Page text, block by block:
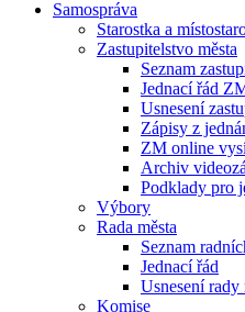
Samospráva
Starostka a
Zastupitelstvo města
Seznam
Jednací řád
Usnesení
Zápisy z
ZM online
Archiv
Podklady pro
Výbory
Rada města
Seznam
Jednací řád
Usnesení rady
Komise